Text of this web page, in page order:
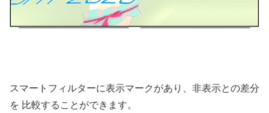
スマートフィルターに表示マークがあり、非表示との差分
を 比較することができます。